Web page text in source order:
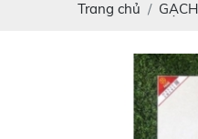
Trang chủ